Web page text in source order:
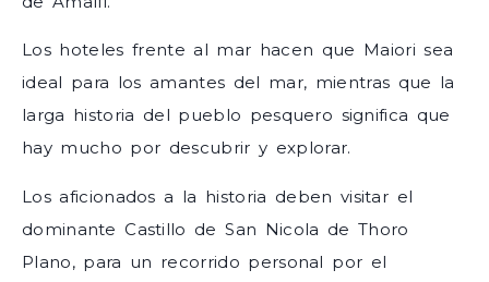
Los hoteles frente al mar hacen que Maiori sea
ideal para los amantes del mar, mientras que la
larga historia del pueblo pesquero significa que
hay mucho por descubrir y explorar.
Los aficionados a la historia deben visitar el
dominante Castillo de San Nicola de Thoro
Plano, para un recorrido personal por el